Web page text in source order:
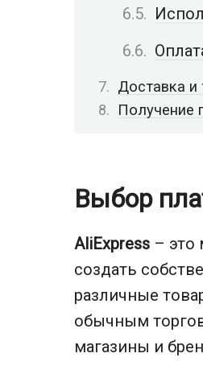
Доставка
Получение
Выбор
AliExpress – это
создать
различные
обычным
магазины и